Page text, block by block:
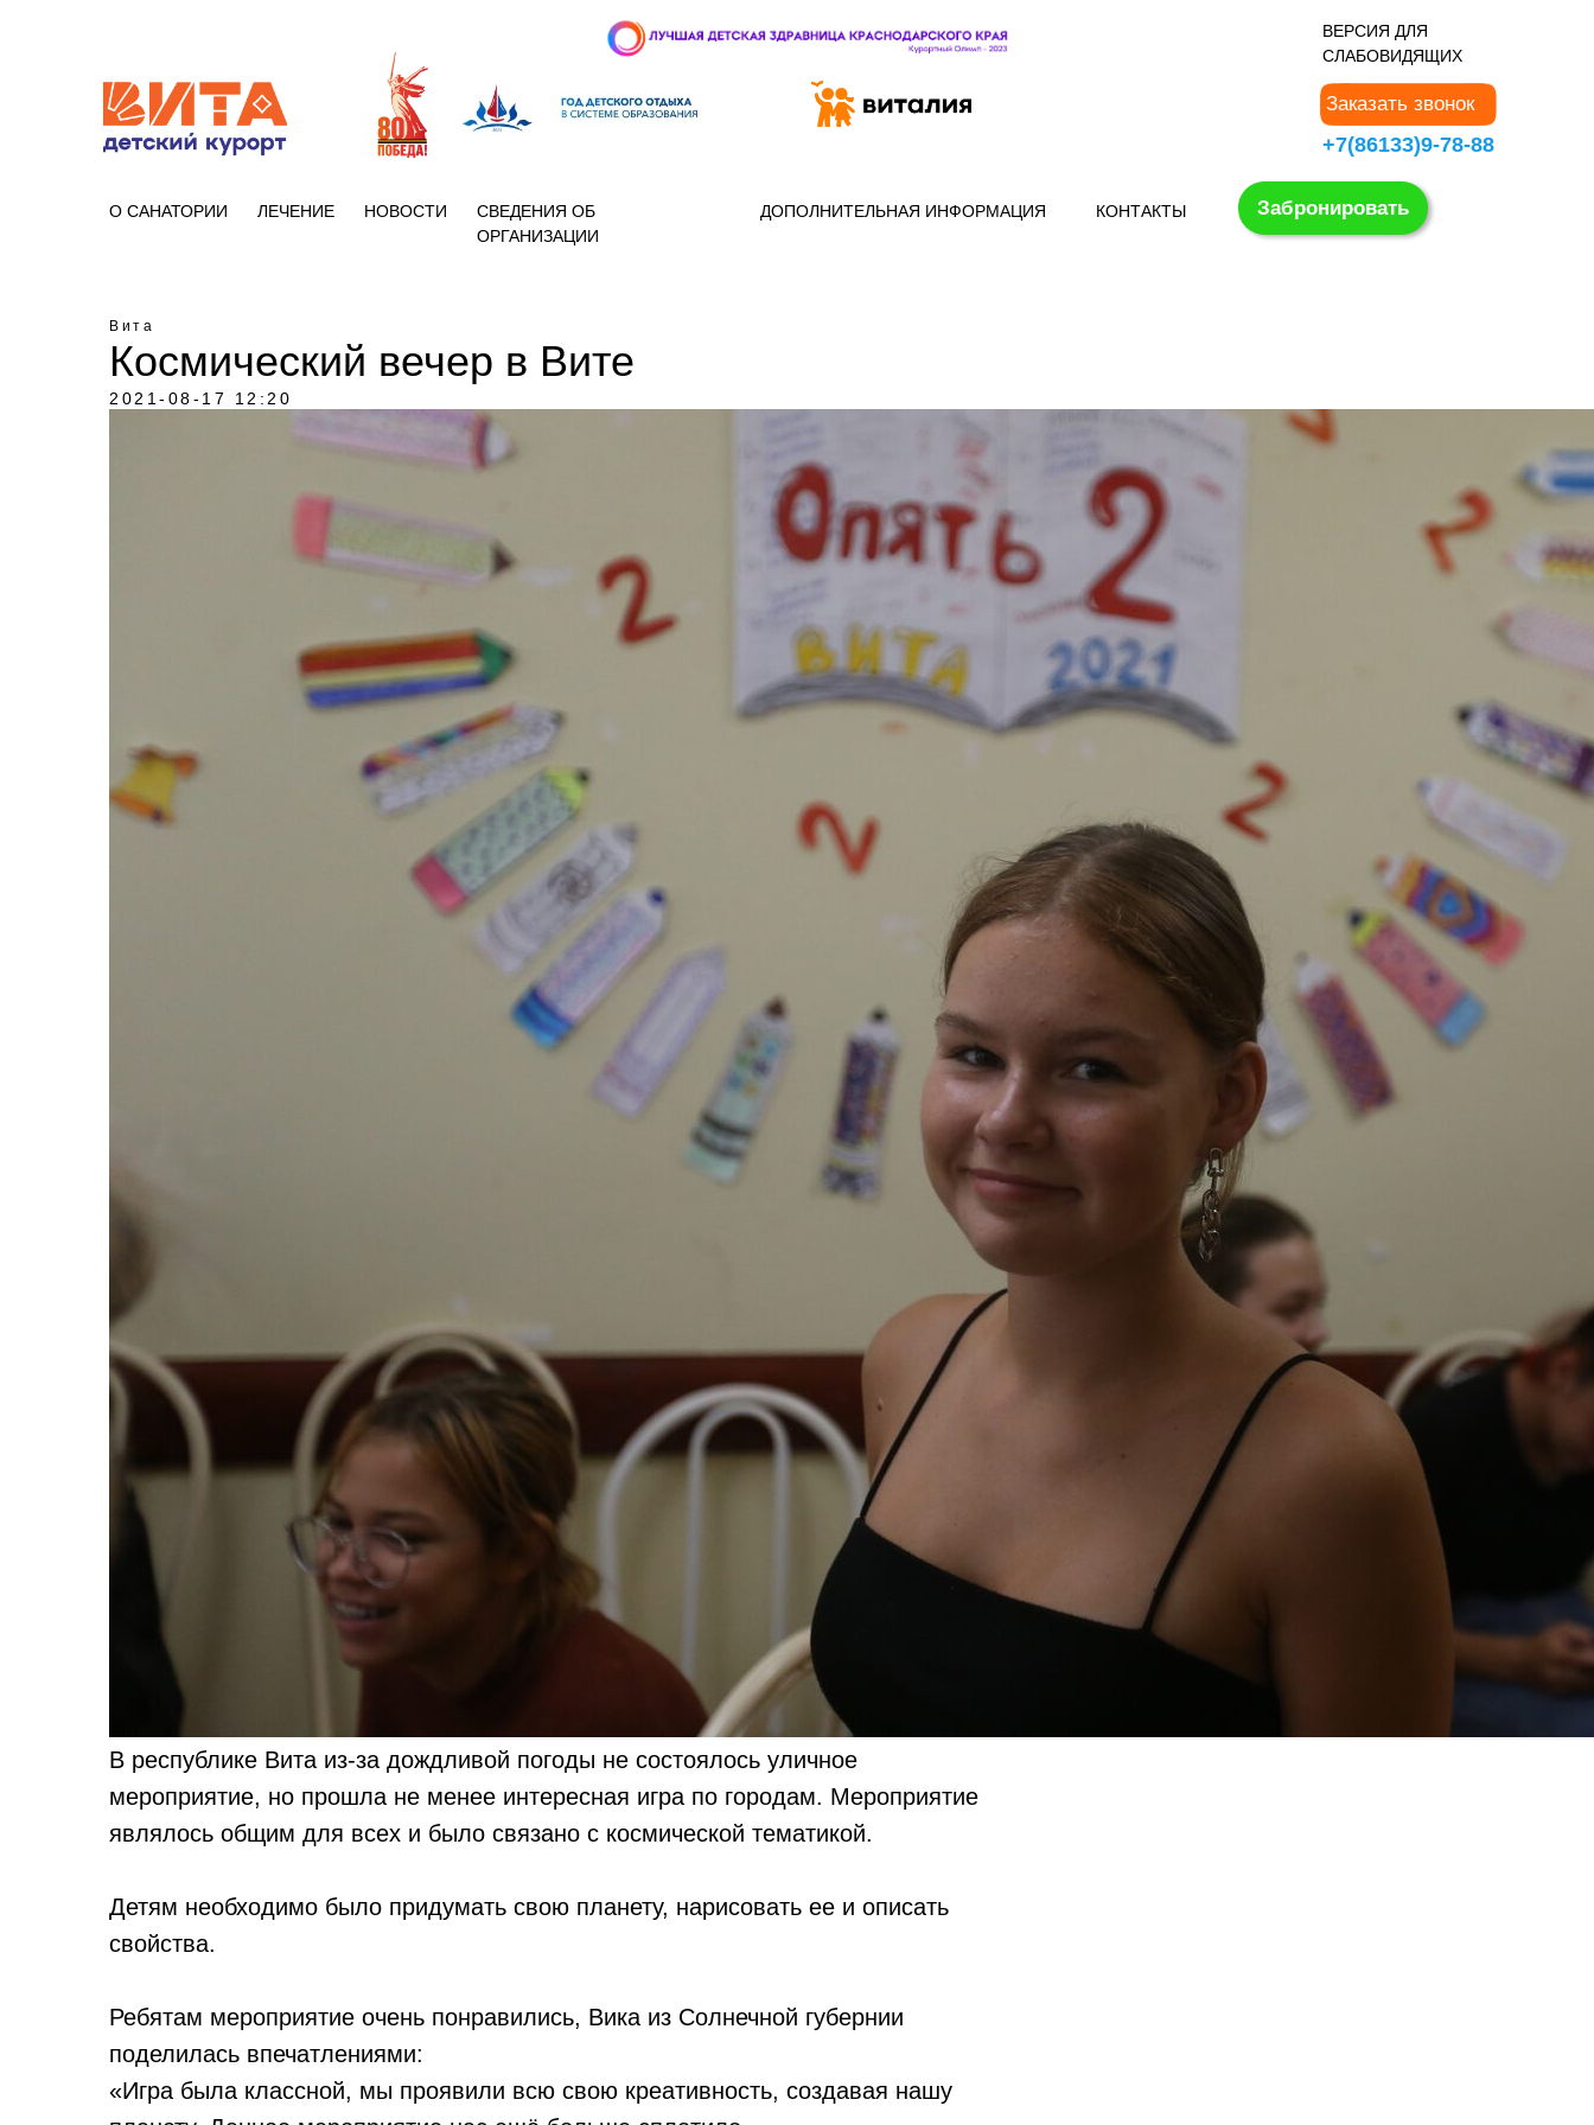
+7 (86133) 97-888 Заказать звонок
+7(86133)9-78-88
ВЕРСИЯ ДЛЯ
СЛАБОВИДЯЩИХ
О САНАТОРИИ Забронировать
КОНТАКТЫ
НОВОСТИ
СВЕДЕНИЯ ОБ
ОРГАНИЗАЦИИ
ДОПОЛНИТЕЛЬНАЯ ИНФОРМАЦИЯ
ЛЕЧЕНИЕ
Вита
Космический вечер в Вите
2021-08-17 12:20
В республике Вита из-за дождливой погоды не состоялось уличное
мероприятие, но прошла не менее интересная игра по городам. Мероприятие
являлось общим для всех и было связано с космической тематикой.
Детям необходимо было придумать свою планету, нарисовать ее и описать
свойства.
Ребятам мероприятие очень понравились, Вика из Солнечной губернии
поделилась впечатлениями:
«Игра была классной, мы проявили всю свою креативность, создавая нашу